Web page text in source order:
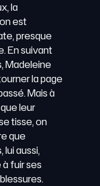
la
est
presque
En suivant
Madeleine
la page
Mais à
leur
tisse, on
que
lui aussi,
fuir ses